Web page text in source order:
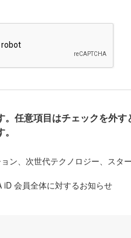
任意項目はチェックを外
ン、次世代テクノロジー、スタ
iD 会員全体に対するお知らせ